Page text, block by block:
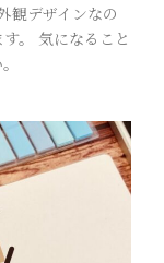
観デザインなの
。 気になること